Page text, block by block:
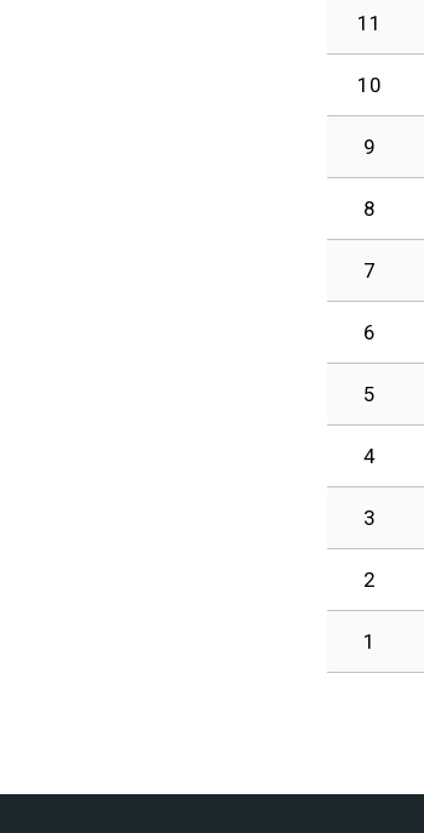
11
10
9
8
7
6
5
4
3
2
1